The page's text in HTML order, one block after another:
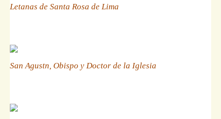
Letanas de Santa Rosa de Lima
San Agustn, Obispo y Doctor de la Iglesia